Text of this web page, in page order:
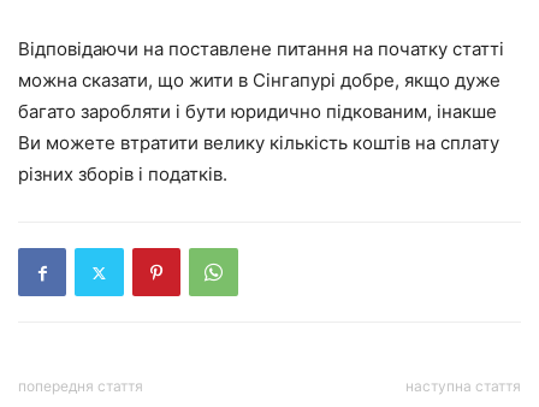
Відповідаючи на поставлене питання на початку статті
можна сказати, що жити в Сінгапурі добре, якщо дуже
багато заробляти і бути юридично підкованим, інакше
Ви можете втратити велику кількість коштів на сплату
різних зборів і податків.
попередня стаття наступна стаття